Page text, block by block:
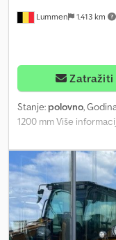
Lummen 1.413 km
Zatražiti
Stanje: polovno,
1200 mm Više